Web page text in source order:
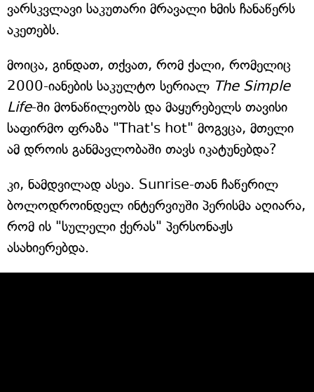
ვარსკვლავი საკუთარი მრავალი ხმის ჩანაწერს
აკეთებს.
მოიცა, გინდათ, თქვათ, რომ ქალი, რომელიც
2000-იანების საკულტო სერიალ The Simple
Life-ში მონაწილეობს და მაყურებელს თავისი
საფირმო ფრაზა "That's hot" მოგვცა, მთელი
ამ დროის განმავლობაში თავს იკატუნებდა?
კი, ნამდვილად ასეა. Sunrise-თან ჩაწერილ
ბოლოდროინდელ ინტერვიუში პერისმა აღიარა,
რომ ის "სულელი ქერას" პერსონაჟს
ასახიერებდა.